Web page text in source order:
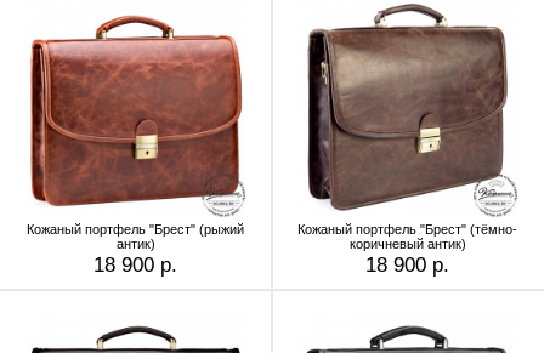
Кожаный портфель "Брест" (рыжий
антик)
18 900 р.
Кожаный портфель "Брест" (тёмно-
коричневый антик)
18 900 р.